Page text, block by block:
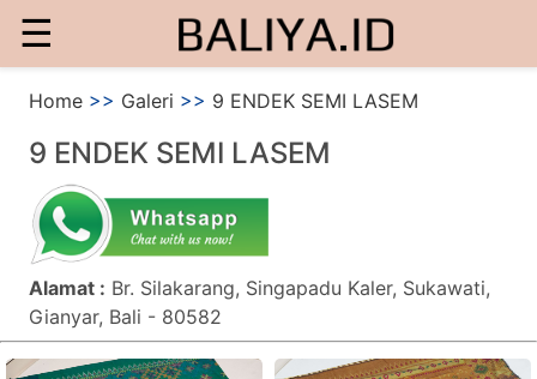
☰
Home >> Galeri >> 9 ENDEK SEMI LASEM
9 ENDEK SEMI LASEM
Alamat : Br. Silakarang, Singapadu Kaler, Sukawati,
Gianyar, Bali - 80582